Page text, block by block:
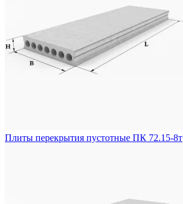
Плиты перекрытия пустотные ПК 72.15-8т